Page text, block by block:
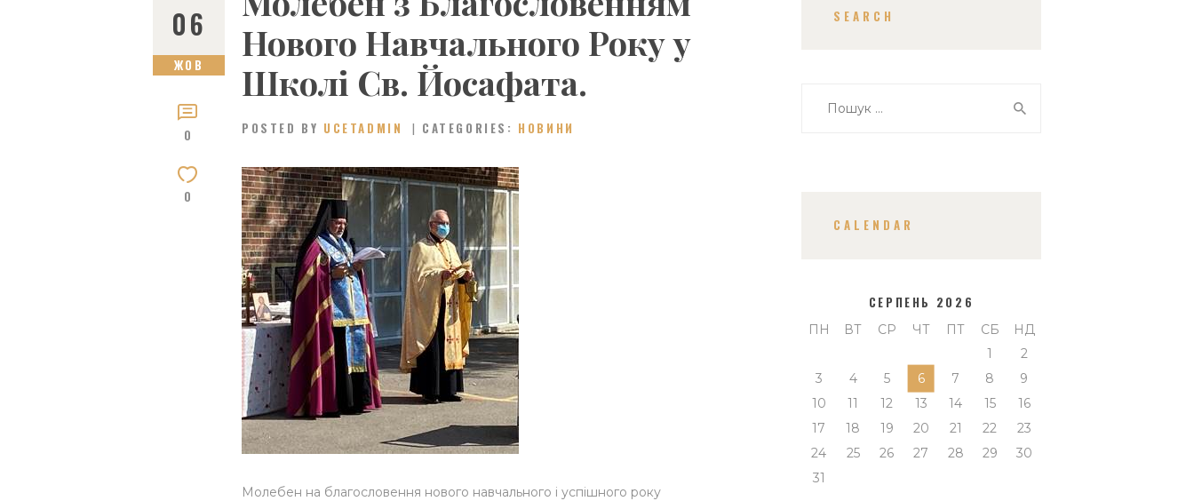
06
ЖОВ
0
0
Нового Навчального Року у
Школі Св. Йосафата.
POSTED BY UCETADMIN CATEGORIES: НОВИНИ
Молебeн на благословення нового навчального і успішного року
SEARCH
CALENDAR
СЕРПЕНЬ 2026
ПН ВТ СР ЧТ ПТ СБ
НД
1
2
3
4 5 6 7 8
9
10
11 12 13 14 15
16
17
18 19 20 21 22
23
24
25 26 27 28 29
30
31